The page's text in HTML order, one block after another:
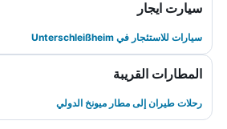
سيارت ايجار
سيارات للاستئجار في Unterschleißheim
المطارات القريبة
رحلات طيران إلى مطار ميونخ الدولي